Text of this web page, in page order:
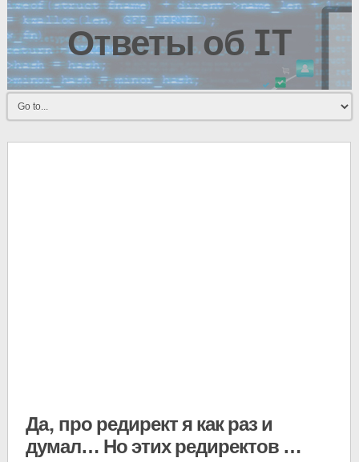
Ответы об IT
Да, про редирект я как раз и
думал… Но этих редиректов …